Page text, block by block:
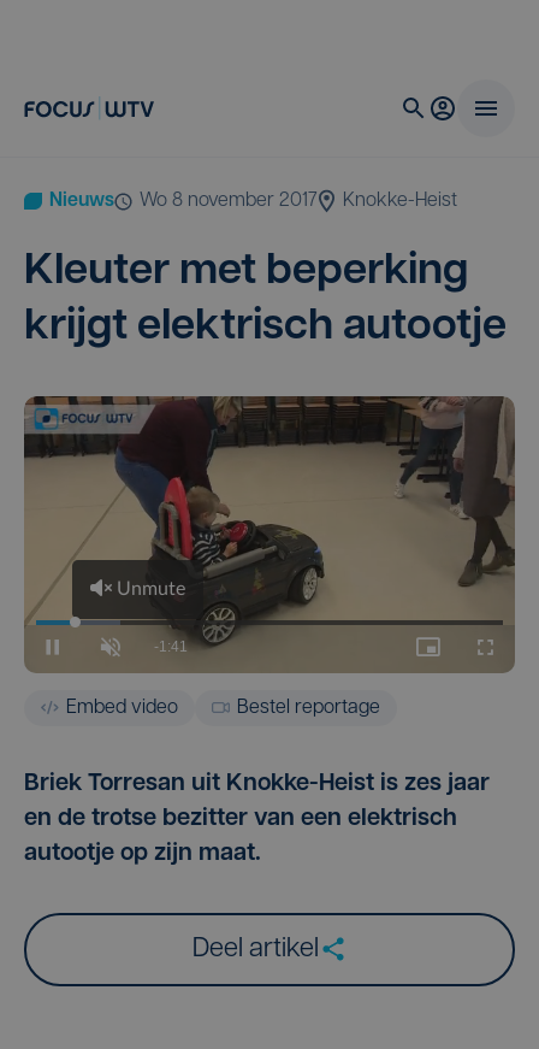
Nieuws wo 8 november 2017 Knokke-Heist
Kleu­ter met beper­king
krijgt elek­trisch autootje
Embed video Bestel reportage
Briek Torresan uit Knokke-Heist is zes jaar
en de trotse bezitter van een elektrisch
autootje op zijn maat.
Deel artikel